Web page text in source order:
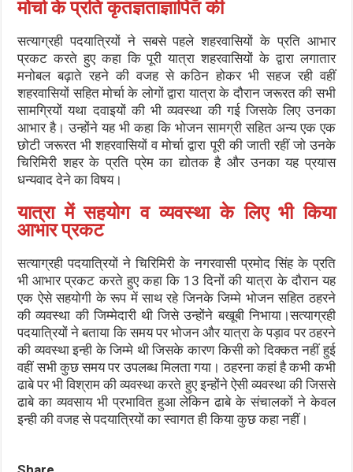
मोर्चा के प्रति कृतज्ञताज्ञापित की
सत्याग्रही पदयात्रियों ने सबसे पहले शहरवासियों के प्रति आभार
प्रकट करते हुए कहा कि पूरी यात्रा शहरवासियों के द्वारा लगातार
मनोबल बढ़ाते रहने की वजह से कठिन होकर भी सहज रही वहीं
शहरवासियों सहित मोर्चा के लोगों द्वारा यात्रा के दौरान जरूरत की सभी
सामग्रियों यथा दवाइयों की भी व्यवस्था की गई जिसके लिए उनका
आभार है। उन्होंने यह भी कहा कि भोजन सामग्री सहित अन्य एक एक
छोटी जरूरत भी शहरवासियों व मोर्चा द्वारा पूरी की जाती रहीं जो उनके
चिरिमिरी शहर के प्रति प्रेम का द्योतक है और उनका यह प्रयास
धन्यवाद देने का विषय।
यात्रा में सहयोग व व्यवस्था के लिए भी किया
आभार प्रकट
सत्याग्रही पदयात्रियों ने चिरिमिरी के नगरवासी प्रमोद सिंह के प्रति
भी आभार प्रकट करते हुए कहा कि 13 दिनों की यात्रा के दौरान यह
एक ऐसे सहयोगी के रूप में साथ रहे जिनके जिम्मे भोजन सहित ठहरने
की व्यवस्था की जिम्मेदारी थी जिसे उन्होंने बखूबी निभाया।सत्याग्रही
पदयात्रियों ने बताया कि समय पर भोजन और यात्रा के पड़ाव पर ठहरने
की व्यवस्था इन्ही के जिम्मे थी जिसके कारण किसी को दिक्कत नहीं हुई
वहीं सभी कुछ समय पर उपलब्ध मिलता गया। ठहरना कहां है कभी कभी
ढाबे पर भी विश्राम की व्यवस्था करते हुए इन्होंने ऐसी व्यवस्था की जिससे
ढाबे का व्यवसाय भी प्रभावित हुआ लेकिन ढाबे के संचालकों ने केवल
इन्ही की वजह से पदयात्रियों का स्वागत ही किया कुछ कहा नहीं।